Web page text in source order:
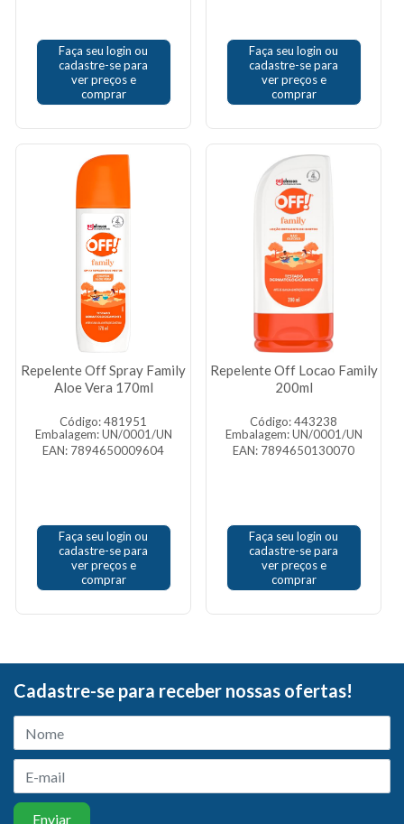
Faça seu login ou
cadastre-se para
ver preços e
comprar
Faça seu login ou
cadastre-se para
ver preços e
comprar
Repelente Off Spray Family
Aloe Vera 170ml
Código: 481951
Embalagem: UN/0001/UN
EAN: 7894650009604
Faça seu login ou
cadastre-se para
ver preços e
comprar
Repelente Off Locao Family
200ml
Código: 443238
Embalagem: UN/0001/UN
EAN: 7894650130070
Faça seu login ou
cadastre-se para
ver preços e
comprar
Cadastre-se para receber nossas ofertas!